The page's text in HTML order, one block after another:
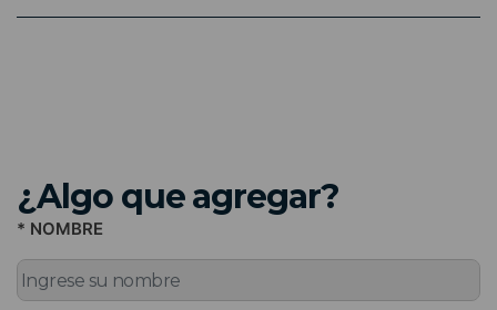
¿Algo que agregar?
* NOMBRE